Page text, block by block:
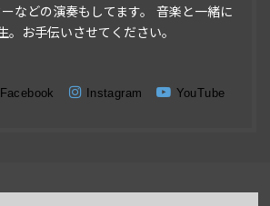
などの演奏もしてます。 音楽と一緒に
。お手伝いさせてください。
Facebook Instagram YouTube